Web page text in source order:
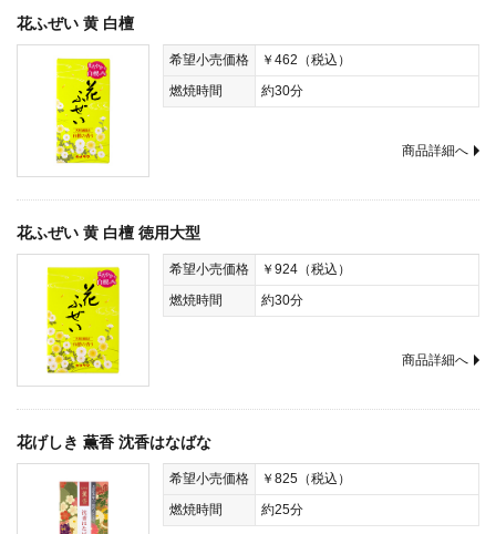
花ふぜい 黄 白檀
希望小売価格
￥462（税込）
燃焼時間
約30分
商品詳細へ
花ふぜい 黄 白檀 徳用大型
希望小売価格
￥924（税込）
燃焼時間
約30分
商品詳細へ
花げしき 薫香 沈香はなばな
希望小売価格
￥825（税込）
燃焼時間
約25分